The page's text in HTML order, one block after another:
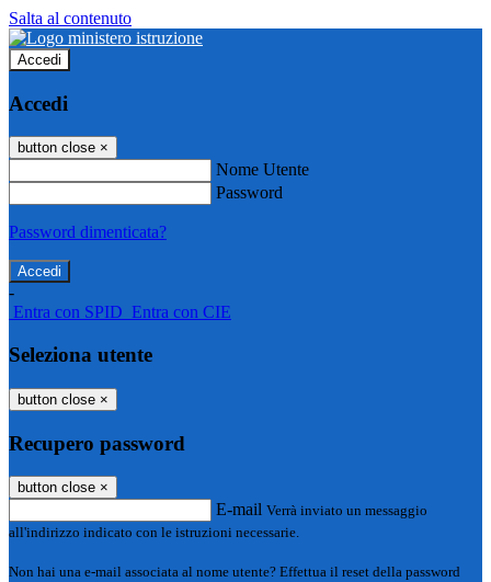
Salta al contenuto
Accedi
Accedi
button close ×
Nome Utente
Password
Password dimenticata?
-
Entra con SPID Entra con CIE
Seleziona utente
button close ×
Recupero password
button close ×
E-mail Verrà inviato un messaggio
all'indirizzo indicato con le istruzioni necessarie.
Non hai una e-mail associata al nome utente? Effettua il reset della password